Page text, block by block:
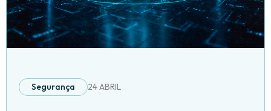
Segurança 24 ABRIL